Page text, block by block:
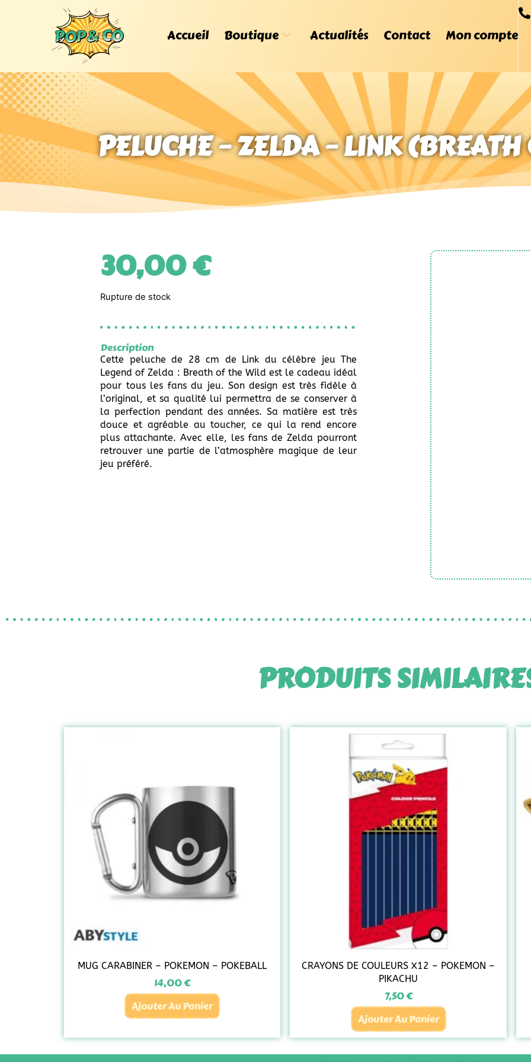
Accueil Boutique Actualités Contact Mon compte
PELUCHE – ZELDA – LINK
30,00€
Rupture de stock
Description
Cette peluche de 28 cm de Link du célèbre jeu The
Legend of Zelda : Breath of the Wild est le cadeau idéal
pour tous les fans du jeu. Son design est très fidèle à
l’original, et sa qualité lui permettra de se conserver à
la perfection pendant des années. Sa matière est très
douce et agréable au toucher, ce qui la rend encore
plus attachante. Avec elle, les fans de Zelda pourront
retrouver une partie de l’atmosphère magique de leur
jeu préféré.
PRODUITS
MUG CARABINER – POKEMON – POKEBALL
14,00€
Ajouter Au Panier
CRAYONS DE COULEURS X12 – POKEMON –
PIKACHU
7,50€
Ajouter Au Panier